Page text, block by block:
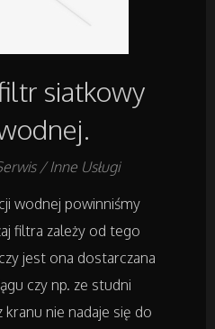
Hydraulik
Budowlane
i Okna
Działki
siatkowy
/ Inne Usługi
wodnej powinniśmy
filtra zależy od tego
jest ona dostarczana
czy np. ze studni
kranu nie nadaje się do